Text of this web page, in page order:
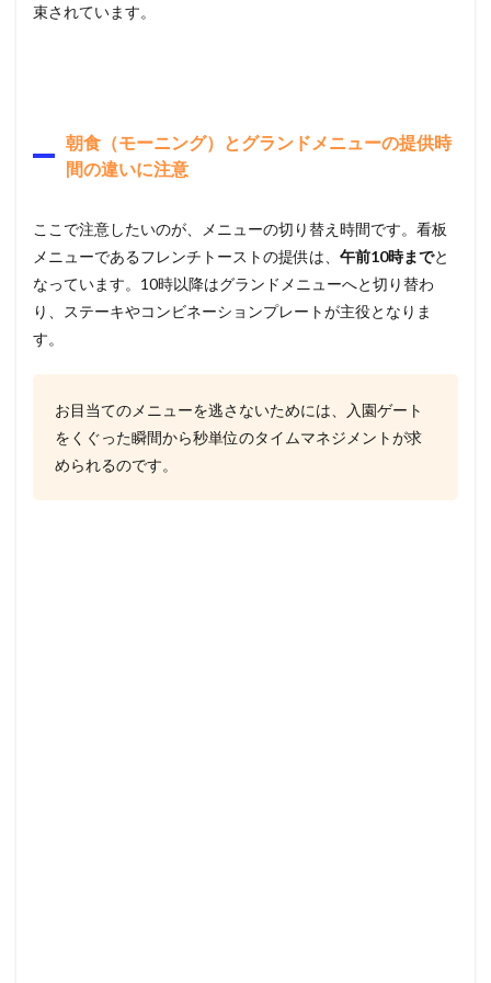
束されています。
朝食（モーニング）とグランドメニューの提供時
間の違いに注意
ここで注意したいのが、メニューの切り替え時間です。看板
メニューであるフレンチトーストの提供は、 午前10時までと
なっています。10時以降はグランドメニューへと切り替わ
り、ステーキやコンビネーションプレートが主役となりま
す。
お目当てのメニューを逃さないためには、入園ゲート
をくぐった瞬間から秒単位のタイムマネジメントが求
められるのです。